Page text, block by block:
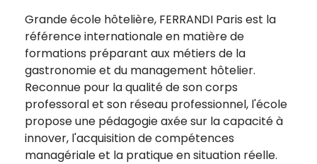
Grande école hôtelière, FERRANDI Paris est la
référence internationale en matière de
formations préparant aux métiers de la
gastronomie et du management hôtelier.
Reconnue pour la qualité de son corps
professoral et son réseau professionnel, l'école
propose une pédagogie axée sur la capacité à
innover, l'acquisition de compétences
managériale et la pratique en situation réelle.